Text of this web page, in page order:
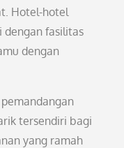
Hotel-hotel
dengan fasilitas
dengan
tersendiri bagi
yang ramah